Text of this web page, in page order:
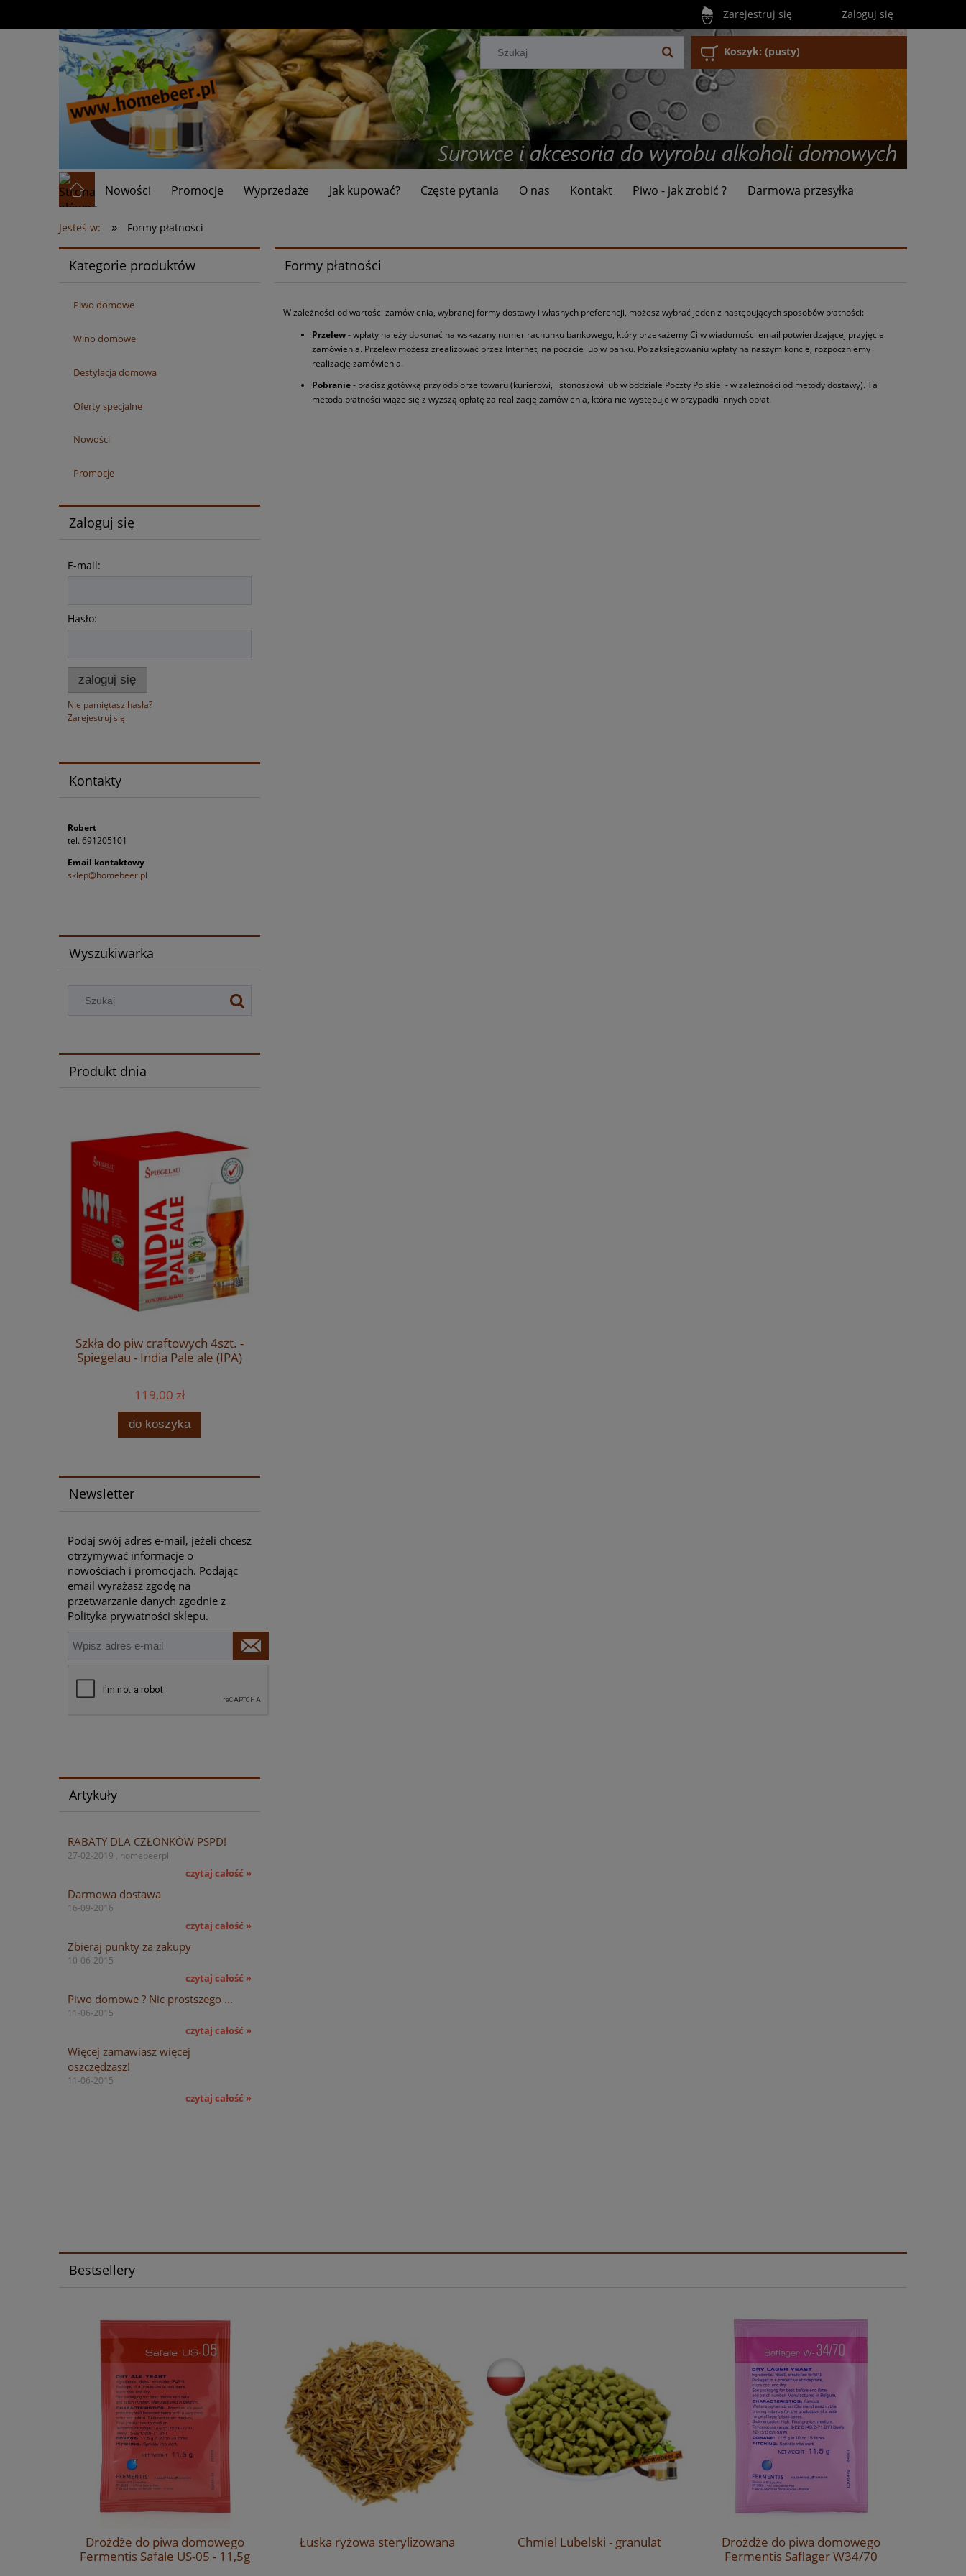
Zarejestruj się Zaloguj się
Koszyk: (pusty)
Nowości Promocje Wyprzedaże Jak kupować? Częste pytania O nas Kontakt Piwo - jak zrobić ? Darmowa przesyłka
Jesteś w: » Formy płatności
Kategorie produktów
Piwo domowe
Wino domowe
Destylacja domowa
Oferty specjalne
Nowości
Promocje
Zaloguj się
E-mail:
Hasło:
zaloguj się
Nie pamiętasz hasła?
Zarejestruj się
Kontakty
Robert
tel. 691205101
Email kontaktowy
sklep@homebeer.pl
Wyszukiwarka
Produkt dnia
Szkła do piw craftowych 4szt. -
Spiegelau - India Pale ale (IPA)
119,00 zł
do koszyka
Newsletter
Podaj swój adres e-mail, jeżeli chcesz
otrzymywać informacje o
nowościach i promocjach. Podając
email wyrażasz zgodę na
przetwarzanie danych zgodnie z
Polityka prywatności sklepu.
Artykuły
RABATY DLA CZŁONKÓW PSPD!
27-02-2019 , homebeerpl
czytaj całość »
Darmowa dostawa
16-09-2016
czytaj całość »
Zbieraj punkty za zakupy
10-06-2015
czytaj całość »
Piwo domowe ? Nic prostszego ...
11-06-2015
czytaj całość »
Więcej zamawiasz więcej
oszczędzasz!
11-06-2015
czytaj całość »
Formy płatności
W zależności od wartości zamówienia, wybranej formy dostawy i własnych preferencji, możesz wybrać jeden z następujących sposobów płatności:
Przelew- wpłaty należy dokonać na wskazany numer rachunku bankowego, który przekażemy Ci w wiadomości email potwierdzającej przyjęcie
zamówienia. Przelew możesz zrealizować przez Internet, na poczcie lub w banku. Po zaksięgowaniu wpłaty na naszym koncie, rozpoczniemy
realizację zamówienia.
Pobranie- płacisz gotówką przy odbiorze towaru (kurierowi, listonoszowi lub w oddziale Poczty Polskiej - w zależności od metody dostawy). Ta
metoda płatności wiąże się z wyższą opłatę za realizację zamówienia, która nie występuje w przypadki innych opłat.
Bestsellery
Drożdże do piwa domowego
Fermentis Safale US-05 - 11,5g
Łuska ryżowa sterylizowana Chmiel Lubelski - granulat
Drożdże do piwa domowego
Fermentis Saflager W34/70